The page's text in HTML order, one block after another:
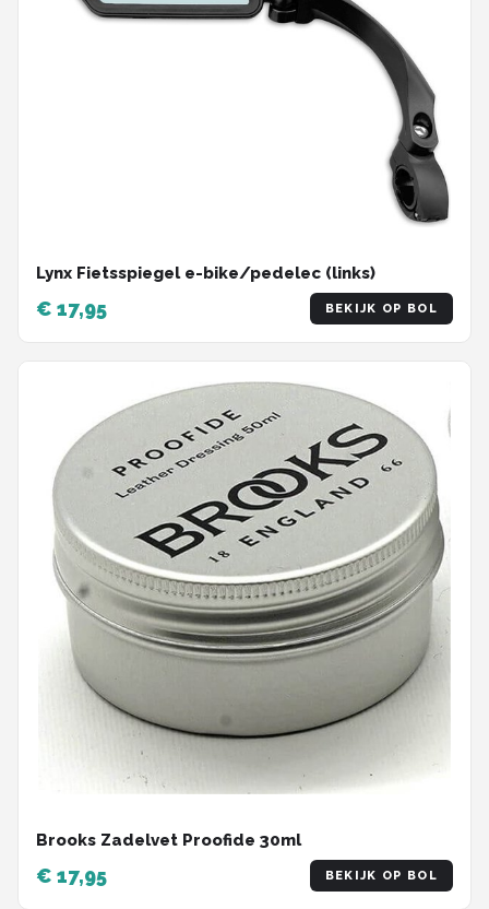
Lynx Fietsspiegel e-bike/pedelec (links)
€ 17,95 BEKIJK OP BOL
Brooks Zadelvet Proofide 30ml
€ 17,95 BEKIJK OP BOL